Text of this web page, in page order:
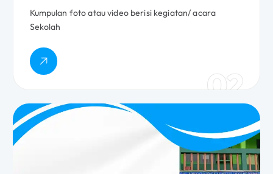
Kumpulan foto atau video berisi kegiatan/ acara
Sekolah
02